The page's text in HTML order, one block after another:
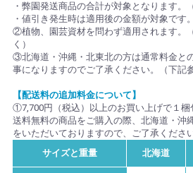
・弊園発送商品の合計が対象となります。
・値引き発生時は適用後の金額が対象です。
②植物、園芸資材を問わず適用されます。
く）
③北海道・沖縄・北東北の方は通常料金と
事になりますのでご了承ください。（下記参
【配送料の追加料金について】
①7,700円（税込）以上のお買い上げで１梱
送料無料の商品をご購入の際、北海道・沖
をいただいておりますので、ご了承くださ
サイズと重量
北海道